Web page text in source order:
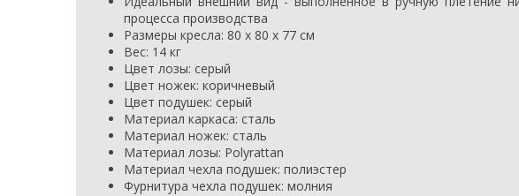
процесса производства
Размеры кресла: 80 х 80 х 77 см
Вес: 14 кг
Цвет лозы: серый
Цвет ножек: коричневый
Цвет подушек: серый
Материал каркаса: сталь
Материал ножек: сталь
Материал лозы: Polyrattan
Материал чехла подушек: полиэстер
Фурнитура чехла подушек: молния